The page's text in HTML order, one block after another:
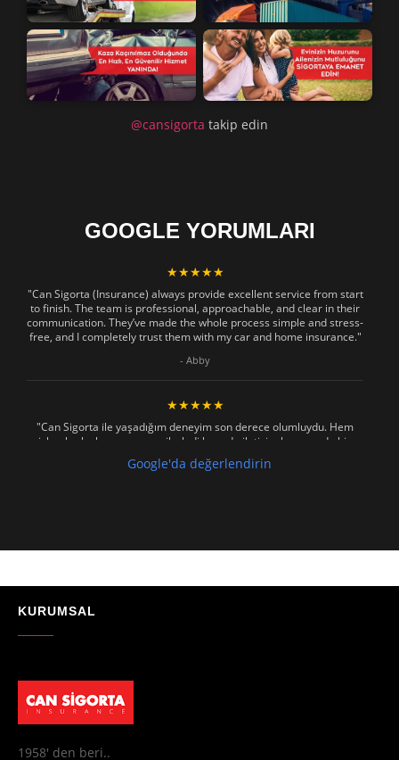
@cansigorta takip edin
GOOGLE YORUMLARI
★★★★★
"Can Sigorta (Insurance) always provide excellent service from start
to finish. The team is professional, approachable, and clear in their
communication. They’ve made the whole process simple and stress-
free, and I completely trust them with my car and home insurance."
- Abby
★★★★★
"Can Sigorta ile yaşadığım deneyim son derece olumluydu. Hem
işlemler hızlı ve sorunsuz ilerledi hem de iletişim konusunda hiç
zorlanmadım. Aradığımda ya da mesaj attığımda hemen dönüş
sağladılar, her soruma sabırla ve açıklayıcı bir şekilde yanıt verdiler.
"Absolutelly the best at the TRNC. Highly recommeded !!! Thank You
Google'da değerlendirin
KURUMSAL
1958' den beri..